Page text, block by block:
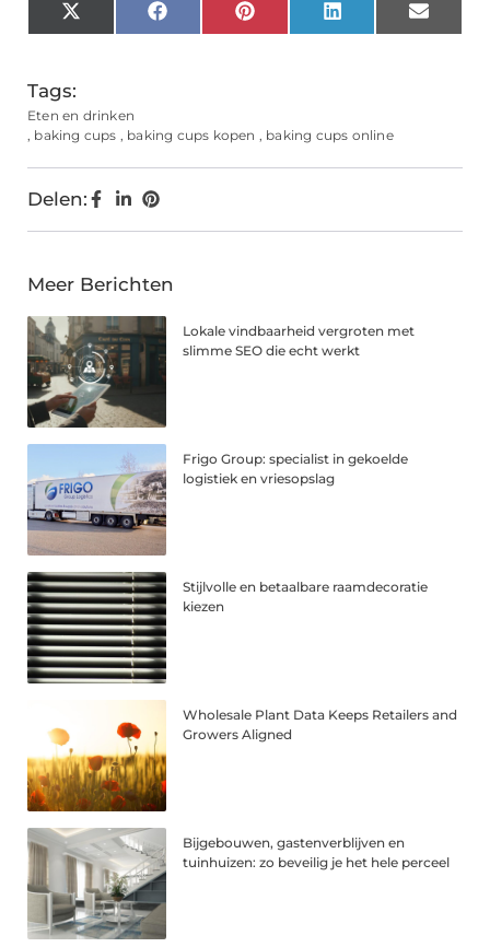
X
(Twitter)
FacebookPinterestLinkedInEmail
Tags:
Eten en drinken
, baking cups , baking cups kopen , baking cups online
Delen:
Meer Berichten
Lokale vindbaarheid vergroten met
slimme SEO die echt werkt
Frigo Group: specialist in gekoelde
logistiek en vriesopslag
Stijlvolle en betaalbare raamdecoratie
kiezen
Wholesale Plant Data Keeps Retailers and
Growers Aligned
Bijgebouwen, gastenverblijven en
tuinhuizen: zo beveilig je het hele perceel